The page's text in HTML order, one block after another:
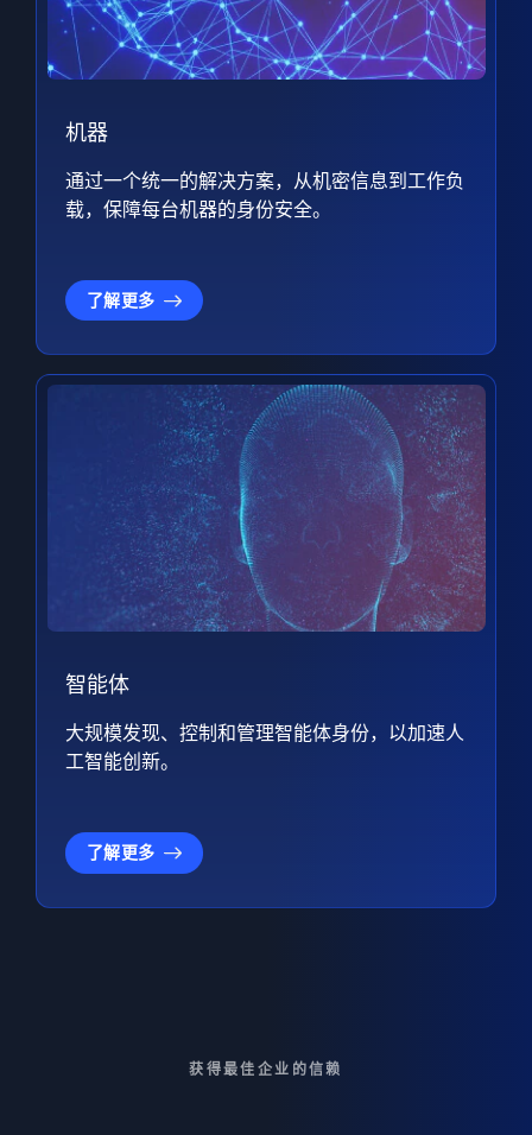
机器
通过一个统一的解决方案，从机密信息到工作负
载，保障每台机器的身份安全。
了解更多
智能体
大规模发现、控制和管理智能体身份，以加速人
工智能创新。
了解更多
获得最佳企业的信赖